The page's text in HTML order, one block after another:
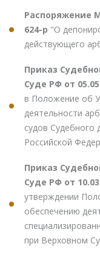
Распоряжение
624-р "О
действующего
Приказ
Суде РФ от
в Положение об
деятельности
судов Судебного
Российской
Приказ
Суде РФ от
утверждении
обеспечению
при Верховном